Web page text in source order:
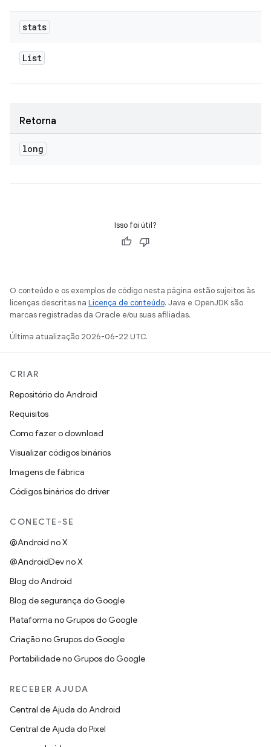
stats
List
Retorna
long
Isso foi útil?
O conteúdo e os exemplos de código nesta página estão sujeitos às
licenças descritas na Licença de conteúdo. Java e OpenJDK são
marcas registradas da Oracle e/ou suas afiliadas.
Última atualização 2026-06-22 UTC.
CRIAR
Repositório do Android
Requisitos
Como fazer o download
Visualizar códigos binários
Imagens de fábrica
Códigos binários do driver
CONECTE-SE
@Android no X
@AndroidDev no X
Blog do Android
Blog de segurança do Google
Plataforma no Grupos do Google
Criação no Grupos do Google
Portabilidade no Grupos do Google
RECEBER AJUDA
Central de Ajuda do Android
Central de Ajuda do Pixel